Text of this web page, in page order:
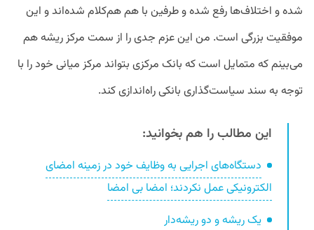
شده و اختلاف‌ها رفع شده و طرفین با هم هم‌کلام شده‌اند و این
موفقیت‌ بزرگی است. من این عزم جدی را از سمت مرکز ریشه هم
می‌بینم که متمایل است که بانک مرکزی بتواند مرکز میانی خود را با
توجه به سند سیاست‌گذاری بانکی راه‌اندازی کند.
این مطالب را هم بخوانید:
دستگاه‌های اجرایی به وظایف خود در زمینه امضای
الکترونیکی عمل نکردند؛ امضا بی امضا
یک ریشه و دو ریشه‌دار